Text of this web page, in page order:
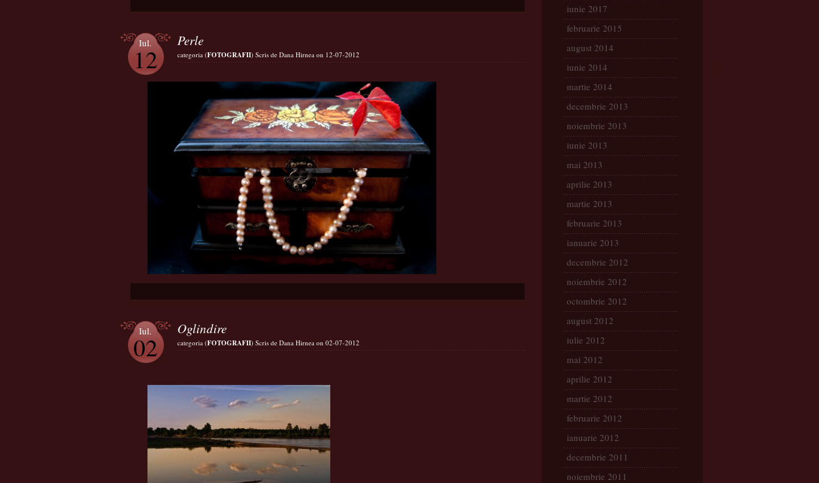
Iul.
12
Perle
categoria (FOTOGRAFII) Scris de Dana Hirnea on 12-07-2012
Iul.
02
Oglindire
categoria (FOTOGRAFII) Scris de Dana Hirnea on 02-07-2012
iunie 2017
februarie 2015
august 2014
iunie 2014
martie 2014
decembrie 2013
noiembrie 2013
iunie 2013
mai 2013
aprilie 2013
martie 2013
februarie 2013
ianuarie 2013
decembrie 2012
noiembrie 2012
octombrie 2012
august 2012
iulie 2012
mai 2012
aprilie 2012
martie 2012
februarie 2012
ianuarie 2012
decembrie 2011
noiembrie 2011